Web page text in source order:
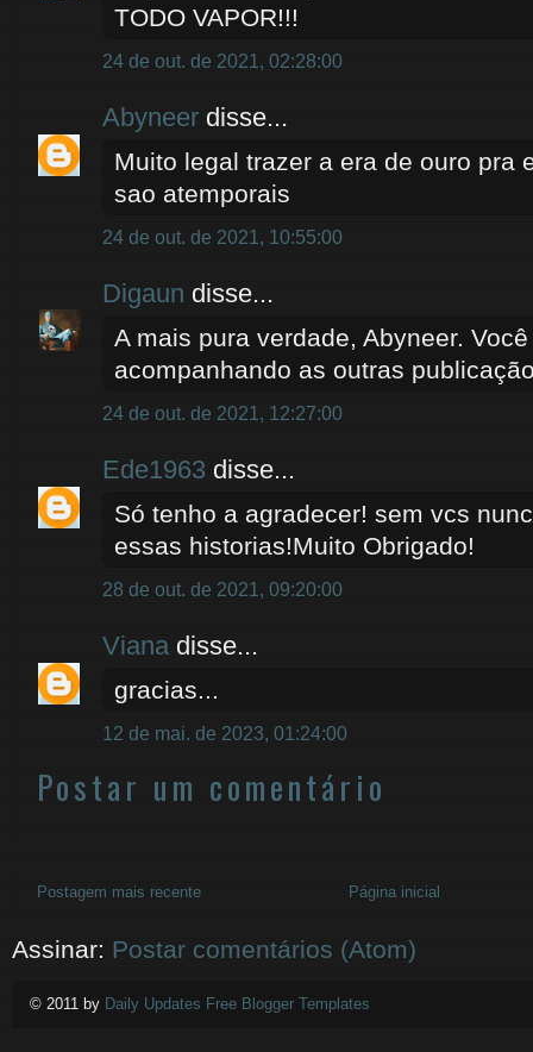
TODO VAPOR!!!
24 de out. de 2021, 02:28:00
Abyneer disse...
Muito legal trazer a era de ouro pra
sao atemporais
24 de out. de 2021, 10:55:00
Digaun disse...
A mais pura verdade, Abyneer.
acompanhando as outras
24 de out. de 2021, 12:27:00
Ede1963 disse...
Só tenho a agradecer! sem vcs
essas historias!Muito Obrigado!
28 de out. de 2021, 09:20:00
Viana disse...
gracias...
12 de mai. de 2023, 01:24:00
Postar um comentário
Postagem mais recente Página inicial
Assinar: Postar comentários (Atom)
© 2011 by Daily Updates Free Blogger Templates